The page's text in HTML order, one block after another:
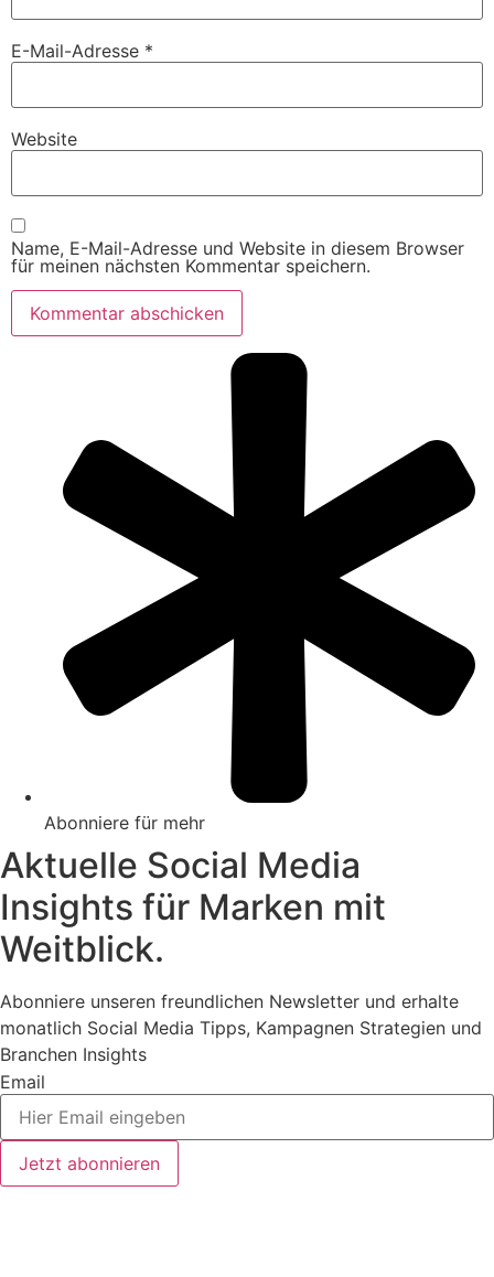
E-Mail-Adresse *
Website
Name, E-Mail-Adresse und Website in diesem Browser
für meinen nächsten Kommentar speichern.
Abonniere für mehr
Aktuelle Social Media
Insights für Marken mit
Weitblick.
Abonniere unseren freundlichen Newsletter und erhalte
monatlich Social Media Tipps, Kampagnen Strategien und
Branchen Insights
Email
Jetzt abonnieren